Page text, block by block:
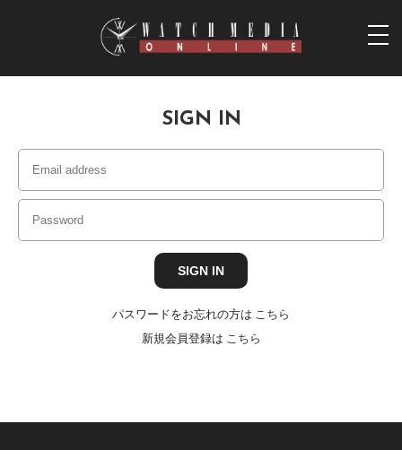
SIGN IN
パスワードをお忘れの方は こちら
新規会員登録は こちら